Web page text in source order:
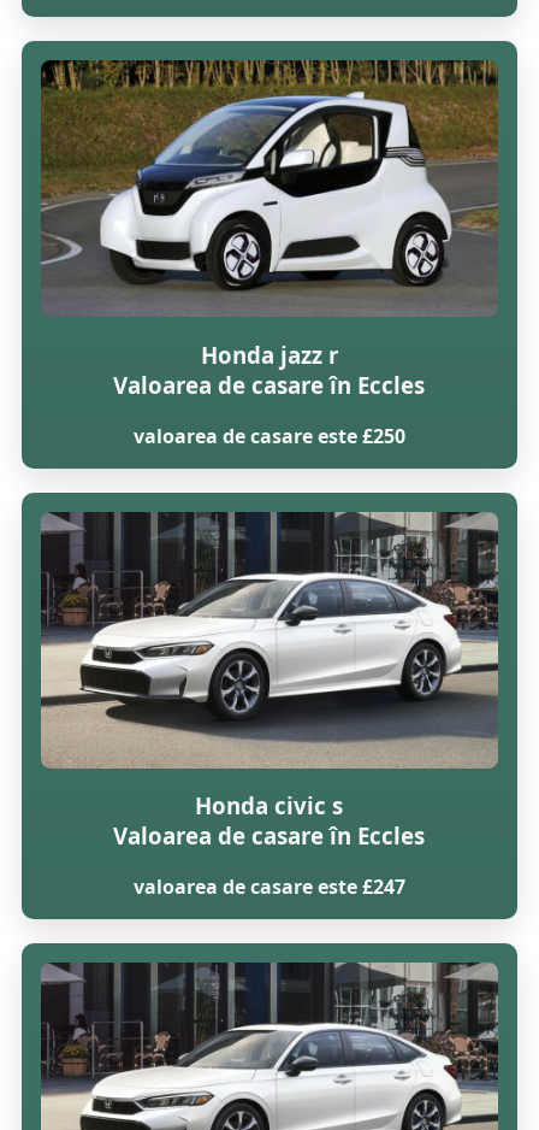
Honda jazz r
Valoarea de casare în Eccles
valoarea de casare este £250
Honda civic s
Valoarea de casare în Eccles
valoarea de casare este £247